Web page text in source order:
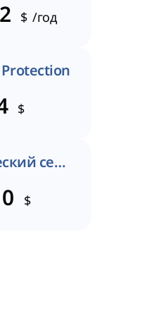
$ /год
$
Физический сертификат
$